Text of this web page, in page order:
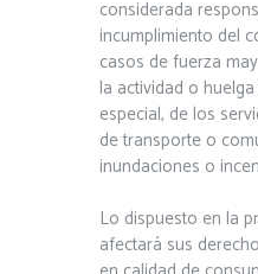
considerada
incumplimiento del
casos de fuerza
la actividad o
especial, de los
de transporte o
inundaciones o
Lo dispuesto en la
afectará sus